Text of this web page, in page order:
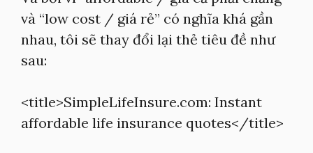
và “low cost / giá rẻ” có nghĩa khá gần
nhau, tôi sẽ thay đổi lại thẻ tiêu đề như
sau:
<title>SimpleLifeInsure.com: Instant
affordable life insurance quotes</title>